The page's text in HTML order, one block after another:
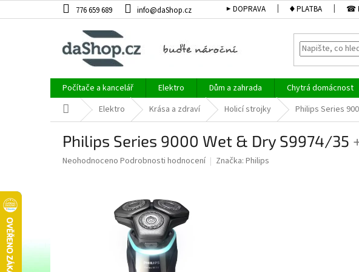
na
776 659 689 info@daShop.cz ▶ DOPRAVA ♦ PLATBA ☎
Počítače a kancelář Elektro Dům a zahrada Chytrá domácnost
Domů Elektro Krása a zdraví Holicí strojky Philips Series
Philips Series 9000 Wet & Dry S9974/35
Průměrné
Neohodnoceno Podrobnosti hodnocení Značka: Philips